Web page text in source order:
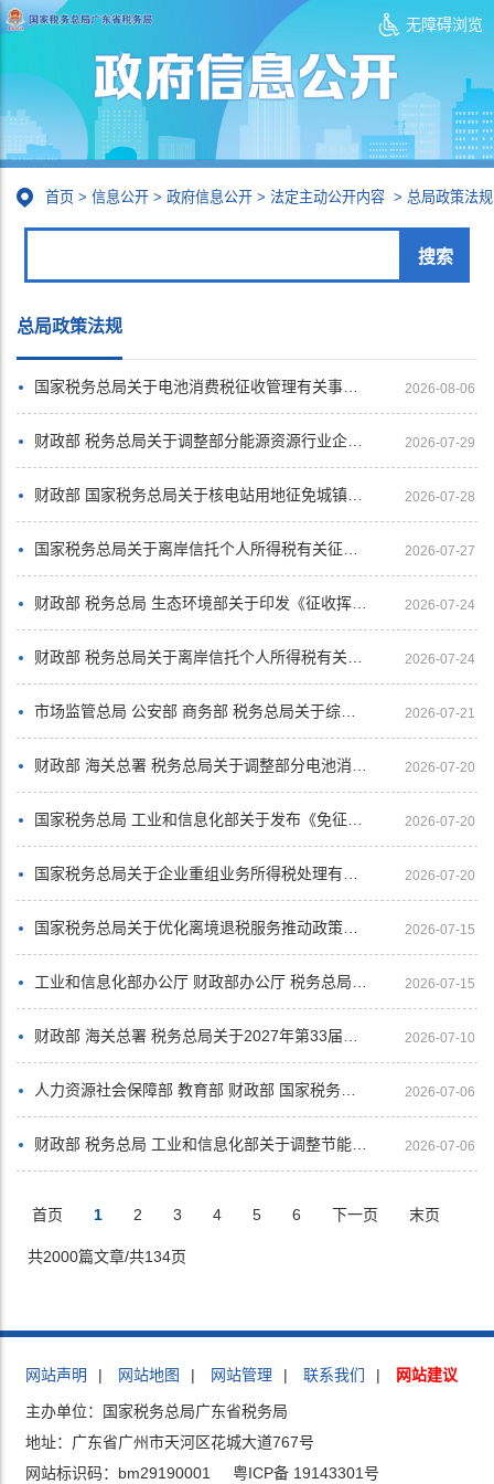
无障碍浏览
首页 > 信息公开 > 政府信息公开 > 法定主动公开内容 > 总局政策法规
总局政策法规
国家税务总局关于电池消费税征收管理有关事项的公告 2026-08-06
财政部 税务总局关于调整部分能源资源行业企业城镇土地使用税政策的公告 2026-07-29
财政部 国家税务总局关于核电站用地征免城镇土地使用税的通知 2026-07-28
国家税务总局关于离岸信托个人所得税有关征管事项的公告 2026-07-27
财政部 税务总局 生态环境部关于印发《征收挥发性有机物环境保护税试点实施办法》的通知 2026-07-24
财政部 税务总局关于离岸信托个人所得税有关事项的公告 2026-07-24
市场监管总局 公安部 商务部 税务总局关于综合治理加油机作弊常态化监管执法工作的指导意见 2026-07-21
财政部 海关总署 税务总局关于调整部分电池消费税政策的公告 2026-07-20
国家税务总局 工业和信息化部关于发布《免征车辆购置税的设有固定装置的非运输专用作业车辆目录》（第二十二批）的公告 2026-07-20
国家税务总局关于企业重组业务所得税处理有关征管问题的公告 2026-07-20
国家税务总局关于优化离境退税服务推动政策规范落实的通知 2026-07-15
工业和信息化部办公厅 财政部办公厅 税务总局办公厅关于做好科技型企业孵化器相关政策衔接工作的通知 2026-07-15
财政部 海关总署 税务总局关于2027年第33届世界大学生冬季运动会税收政策的通知 2026-07-10
人力资源社会保障部 教育部 财政部 国家税务总局关于失业保险支持企业稳岗扩岗的通知 2026-07-06
财政部 税务总局 工业和信息化部关于调整节能汽车、新能源汽车车船税优惠政策的公告 2026-07-06
首页 1 2 3 4 5 6 下一页 末页
共2000篇文章/共134页
网站声明 | 网站地图 | 网站管理 | 联系我们 | 网站建议
主办单位：国家税务总局广东省税务局
地址：广东省广州市天河区花城大道767号
网站标识码：bm29190001
粤ICP备 19143301号